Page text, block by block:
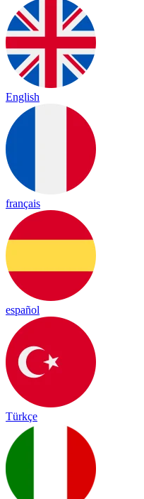
English
français
español
Türkçe